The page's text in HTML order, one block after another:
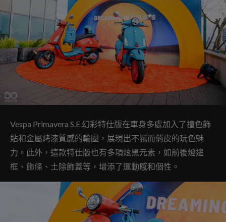
Vespa Primavera S.E.幻彩特仕版在車身多處加入了撞色飾
貼和金屬烤漆質感的輪圈，展現出不羈而俏皮的玩色魅
力。此外，這款特仕版也有多項炫黑元素，如前後燈邊
框、飾條、土除飾蓋等，增添了運動感和個性。